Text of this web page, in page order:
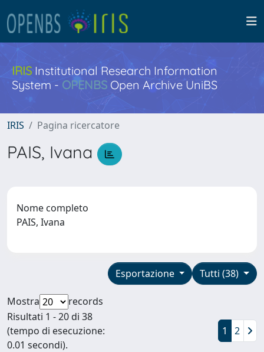
IRISInstitutional Research Information
System - OPENBS Open Archive UniBS
IRIS Pagina ricercatore
PAIS, Ivana
Nome completo
PAIS, Ivana
Tutti (38)
Esportazione
Mostra
records
Risultati 1 - 20 di 38
(tempo di esecuzione:
0.01 secondi).
1 2